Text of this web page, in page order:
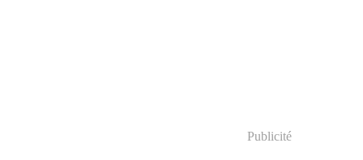
Publicité